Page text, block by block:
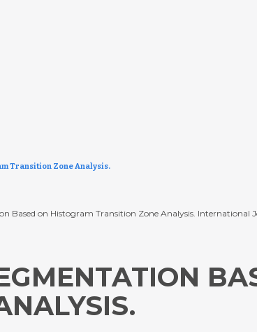
Transition Zone Analysis.
Based on Histogram Transition Zone Analysis. International